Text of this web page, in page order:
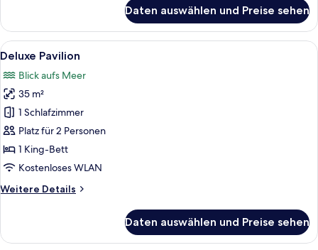
Zimmer
Daten auswählen und Preise sehen
Alle
Fotos
für
Deluxe
Pavilion
anzeigen
Ein Balkon mit Blick auf das Meer,
8
Deluxe Pavilion
Blick aufs Meer
35 m²
1 Schlafzimmer
Platz für 2 Personen
1 King-Bett
Kostenloses WLAN
Weitere Details
Weitere
Pavilion
Daten auswählen und Preise sehen